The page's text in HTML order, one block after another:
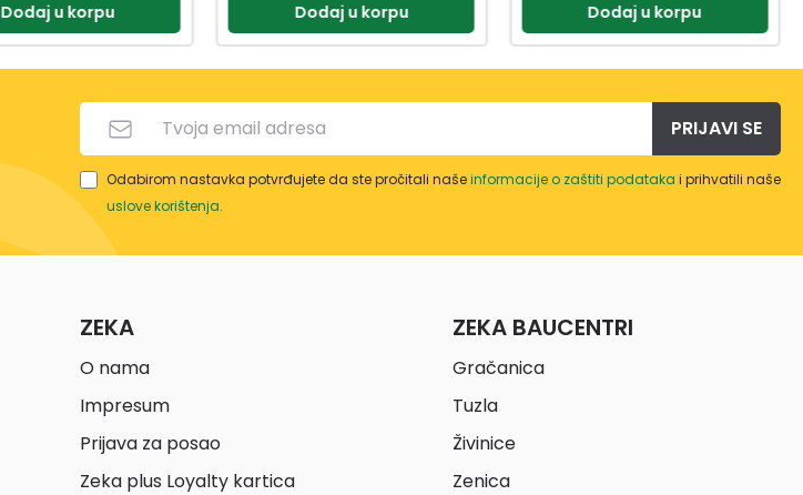
Dodaj u korpu Dodaj u korpu Dodaj u korpu
PRIJAVI SE
Odabirom nastavka potvrđujete da ste pročitali našeinformacije o zaštiti podataka i prihvatili naše
uslove korištenja.
ZEKA
O nama
Impresum
Prijava za posao
Zeka plus Loyalty kartica
ZEKA BAUCENTRI
Gračanica
Tuzla
Živinice
Zenica